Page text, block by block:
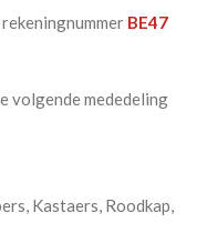
BE47
volgende mededeling
Kastaers, Roodkap,